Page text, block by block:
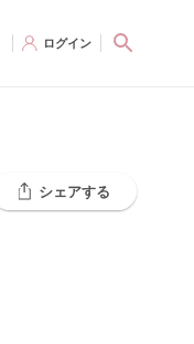
ログイン
シェアする